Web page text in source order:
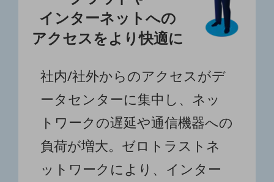
IOT完了済みメーカーブランド製品
ドコモBiz データ無制限 ドコモ MAX ドコモ mini ドコモBiz かけ放題
ケータイプラン
データプラス
インターネットへの
アクセスをより快適に
社内/社外からのアクセスがデ
ータセンターに集中し、ネッ
トワークの遅延や通信機器への
負荷が増大。ゼロトラストネ
ットワークにより、インター